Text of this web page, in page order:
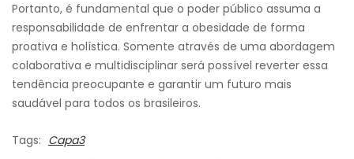
Portanto, é fundamental que o poder público assuma a
responsabilidade de enfrentar a obesidade de forma
proativa e holística. Somente através de uma abordagem
colaborativa e multidisciplinar será possível reverter essa
tendência preocupante e garantir um futuro mais
saudável para todos os brasileiros.
Tags: Capa3